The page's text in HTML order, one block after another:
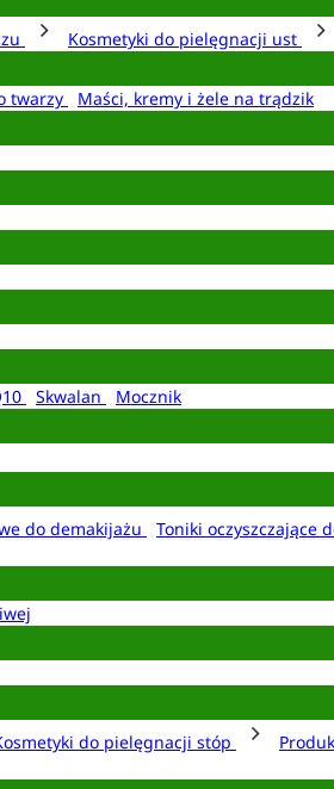
Kosmetyki do pielęgnacji ust
twarzy
Maści, kremy i żele na trądzik
Skwalan
Mocznik
do demakijażu Toniki oczyszczające
do pielęgnacji stóp